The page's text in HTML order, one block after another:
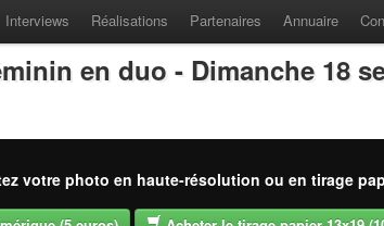
Interviews Réalisations Partenaires Annuaire
en duo - Dimanche 18
votre photo en haute-résolution ou en tirage